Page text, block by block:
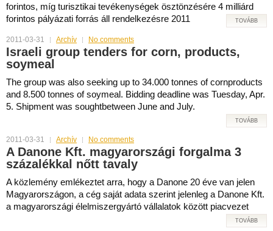
forintos, míg turisztikai tevékenységek ösztönzésére 4 milliárd
forintos pályázati forrás áll rendelkezésre 2011
TOVÁBB
2011-03-31 Archív No comments
Israeli group tenders for corn, products,
soymeal
The group was also seeking up to 34.000 tonnes of cornproducts
and 8.500 tonnes of soymeal. Bidding deadline was Tuesday, Apr.
5. Shipment was soughtbetween June and July.
TOVÁBB
2011-03-31 Archív No comments
A Danone Kft. magyarországi forgalma 3
százalékkal nőtt tavaly
A közlemény emlékeztet arra, hogy a Danone 20 éve van jelen
Magyarországon, a cég saját adata szerint jelenleg a Danone Kft.
a magyarországi élelmiszergyártó vállalatok között piacvezet
TOVÁBB